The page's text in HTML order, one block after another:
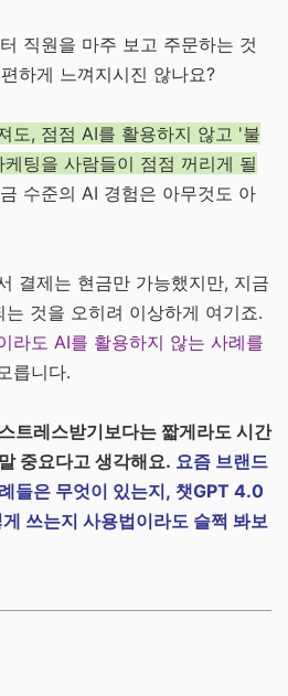
직원을 마주 보고 주문하는 것
하게 느껴지시진 않나요?
도, 점점 AI를 활용하지 않고 '불
팅을 사람들이 점점 꺼리게 될
수준의 AI 경험은 아무것도 아
결제는 현금만 가능했지만, 지금
것을 오히려 이상하게 여기죠.
라도 AI를 활용하지 않는 사례를
릅니다.
트레스받기보다는 짧게라도 시간
중요다고 생각해요. 요즘 브랜드
들은 무엇이 있는지, 챗GPT 4.0
쓰는지 사용법이라도 슬쩍 봐보